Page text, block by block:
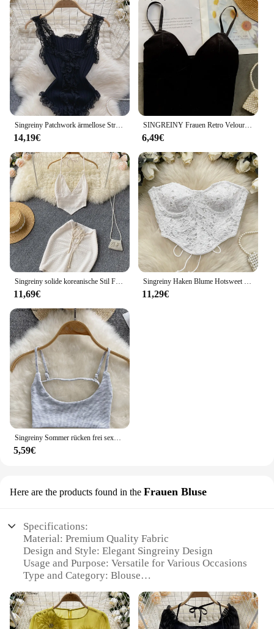
14,19€
SINGREINY Frauen Retro Velours Gurt Tops Sommer V Neck Sleeveless Backless Schlank Tank Top Chic Print Sexy Aus Schulter Kurze camis
6,49€
11,69€ 11,29€
5,59€
Here are the products found in the Frauen Bluse
Specifications:
Material: Premium Quality Fabric
Design and Style: Elegant Singreiny Design
Usage and Purpose: Versatile for Various Occasions
Type and Category: Blouse
Durable
Parts and Accessories: None